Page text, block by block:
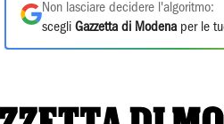
Non lasciare decidere l'algoritmo:
scegli Gazzetta di Modena per le